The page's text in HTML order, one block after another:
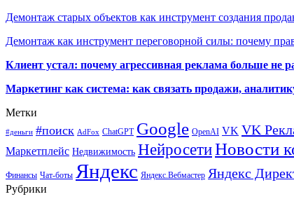
Демонтаж старых объектов как инструмент создания
Демонтаж как инструмент переговорной силы: почему
Клиент устал: почему агрессивная реклама больше не
Маркетинг как система: как связать продажи,
Метки
#деньги #поиск AdFox ChatGPT Google OpenAI VK VK
Маркетплейс Недвижимость НейросетиНовости
Финансы Чат-боты Яндекс Яндекс.Вебмастер Яндекс
Рубрики